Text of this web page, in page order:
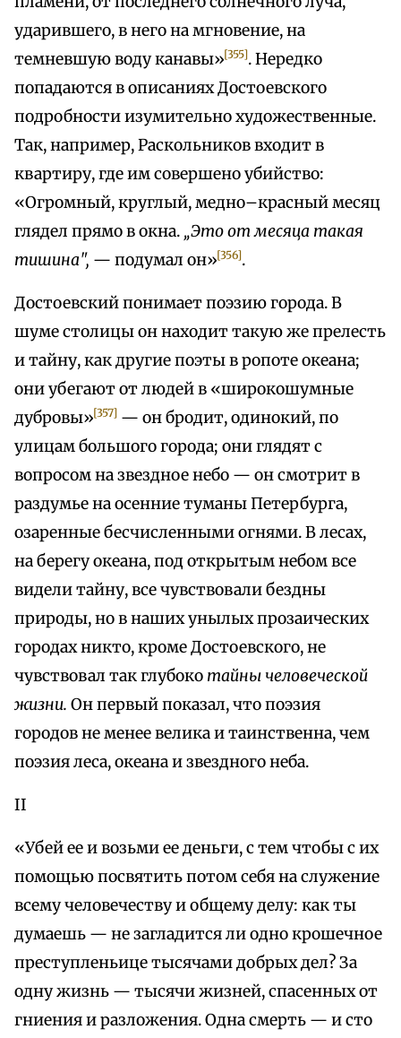
ударившего, в него на мгновение, на
темневшую воду канавы»[355]. Нередко
попадаются в описаниях Достоевского
подробности изумительно художественные.
Так, например, Раскольников входит в
квартиру, где им совершено убийство:
«Огромный, круглый, медно–красный месяц
глядел прямо в окна. „Это от месяца такая
тишина", — подумал он»[356].
Достоевский понимает поэзию города. В
шуме столицы он находит такую же прелесть
и тайну, как другие поэты в ропоте океана;
они убегают от людей в «широкошумные
дубровы»[357] — он бродит, одинокий, по
улицам большого города; они глядят с
вопросом на звездное небо — он смотрит в
раздумье на осенние туманы Петербурга,
озаренные бесчисленными огнями. В лесах,
на берегу океана, под открытым небом все
видели тайну, все чувствовали бездны
природы, но в наших унылых прозаических
городах никто, кроме Достоевского, не
чувствовал так глубоко тайны человеческой
жизни. Он первый показал, что поэзия
городов не менее велика и таинственна, чем
поэзия леса, океана и звездного неба.
II
«Убей ее и возьми ее деньги, с тем чтобы с их
помощью посвятить потом себя на служение
всему человечеству и общему делу: как ты
думаешь — не загладится ли одно крошечное
преступленьице тысячами добрых дел? За
одну жизнь — тысячи жизней, спасенных от
гниения и разложения. Одна смерть — и сто